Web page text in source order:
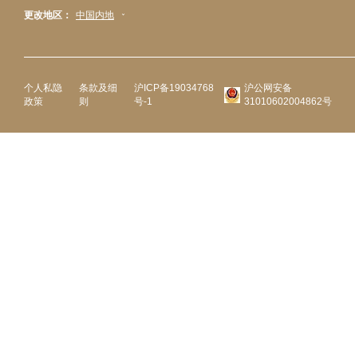
更改地区： 中国内地
个人私隐
政策
条款及细
则
沪ICP备19034768
号-1
沪公网安备
31010602004862号